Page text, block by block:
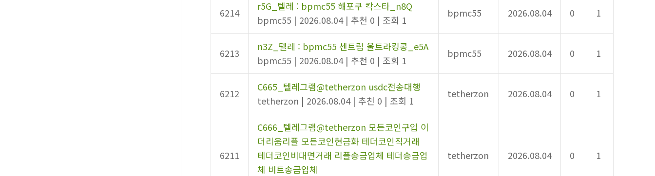
6214
r5G_텔레 : bpmc55 해포쿠 칵스타_n8Q
bpmc55 | 2026.08.04 | 추천 0 | 조회 1
bpmc55 2026.08.04 0 1
6213
n3Z_텔레 : bpmc55 센트립 울트라킹콩_e5A
bpmc55 | 2026.08.04 | 추천 0 | 조회 1
bpmc55 2026.08.04 0 1
6212
C665_텔레그램@tetherzon usdc전송대행
tetherzon | 2026.08.04 | 추천 0 | 조회 1
tetherzon 2026.08.04 0 1
6211
C666_텔레그램@tetherzon 모든코인구입 이
더리움리플 모든코인현금화 테더코인직거래
테더코인비대면거래 리플송금업체 테더송금업
체 비트송금업체
tetherzon 2026.08.04 0 1